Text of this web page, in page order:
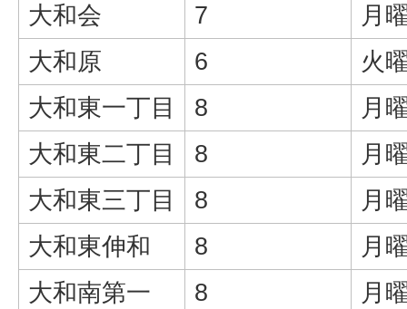
大和会
7
月
大和原
6
火
大和東一丁目
8
月
大和東二丁目
8
月
大和東三丁目
8
月
大和東伸和
8
月
大和南第一
8
月